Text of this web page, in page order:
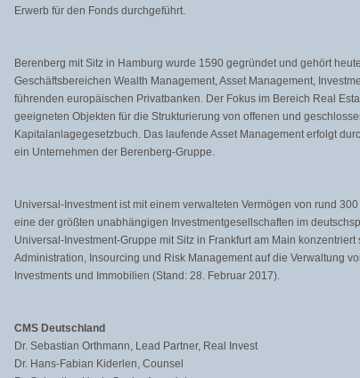
Erwerb für den Fonds durchgeführt.
Berenberg mit Sitz in Hamburg wurde 1590 gegründet und gehört
Geschäftsbereichen Wealth Management, Asset Management,
führenden europäischen Privatbanken. Der Fokus im Bereich Real
geeigneten Objekten für die Strukturierung von offenen und
Kapitalanlagegesetzbuch. Das laufende Asset Management erfolgt
ein Unternehmen der Berenberg-Gruppe.
Universal-Investment ist mit einem verwalteten Vermögen von rund
eine der größten unabhängigen Investmentgesellschaften im
Universal-Investment-Gruppe mit Sitz in Frankfurt am Main
Administration, Insourcing und Risk Management auf die Verwaltung
Investments und Immobilien (Stand: 28. Februar 2017).
CMS Deutschland
Dr. Sebastian Orthmann, Lead Partner, Real Invest
Dr. Hans-Fabian Kiderlen, Counsel